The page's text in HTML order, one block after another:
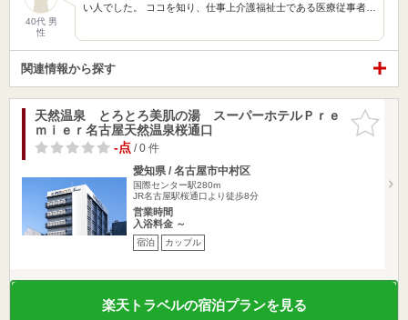
40代 男
性
い人でした。 ココを知り、仕事上介護福祉士である医療従事者…
関連情報から探す
お気に入
りに追加
天然温泉 とろとろ美肌の湯 スーパーホテルＰｒｅ
ｍｉｅｒ名古屋天然温泉桜通口
-点/ 0 件
愛知県 / 名古屋市中村区
国際センター駅280m
JR名古屋駅桜通口より徒歩8分
営業時間
入浴料金 ～
宿泊 カップル
楽天トラベルの宿泊プランを見る